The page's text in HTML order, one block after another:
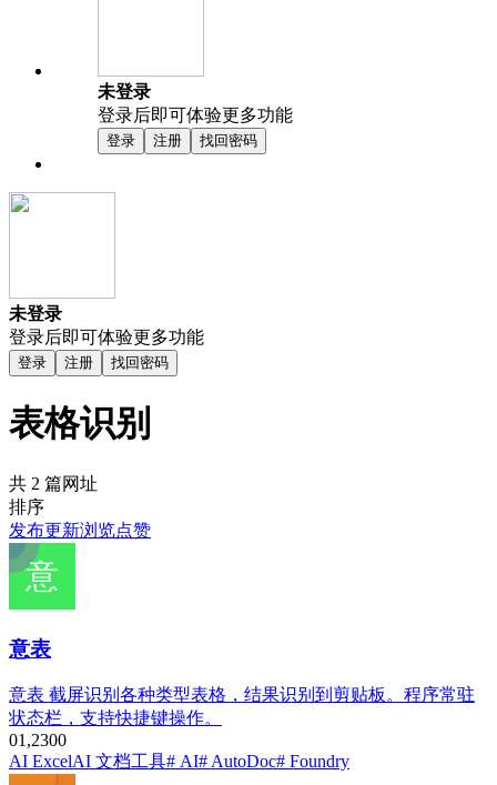
未登录
登录后即可体验更多功能
登录 注册 找回密码
未登录
登录后即可体验更多功能
登录 注册 找回密码
表格识别
共 2 篇网址
排序
发布更新浏览点赞
意表
意表 截屏识别各种类型表格，结果识别到剪贴板。程序常驻
状态栏，支持快捷键操作。
01,2300
AI ExcelAI 文档工具# AI# AutoDoc# Foundry